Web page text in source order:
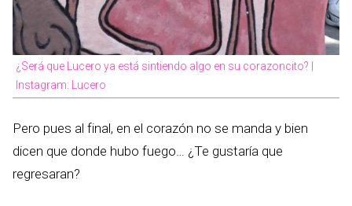
¿Será que Lucero ya está sintiendo algo en su corazoncito? |
Instagram: Lucero
Pero pues al final, en el corazón no se manda y bien
dicen que donde hubo fuego… ¿Te gustaría que
regresaran?